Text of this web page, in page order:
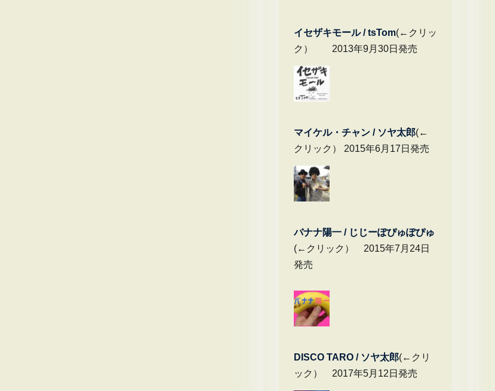
イセザキモール / tsTom(←クリッ
ク） 2013年9月30日発売
マイケル・チャ ン / ソヤ太郎(←
クリック） 2015年6月17日発売
バナナ陽一 / じじーぽぴゅぽぴゅ
(←クリック） 2015年7月24日
発売
DISCO TARO / ソヤ太郎(←クリ
ック） 2017年5月12日発売